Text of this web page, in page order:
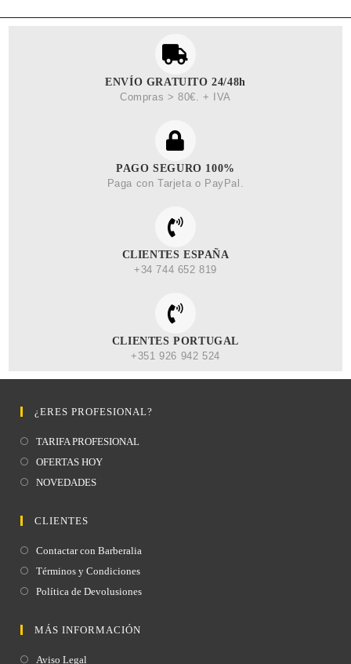
ENVÍO GRATUITO 24/48h
Compras > 80€. + IVA
PAGO SEGURO 100%
Paga con Tarjeta o PayPal.
CLIENTES ESPAÑA
+34 744 652 819
CLIENTES PORTUGAL
+351 926 942 524
MÁS INFORMACIÓN
Aviso Legal
CLIENTES
Contactar con Barberalia
Términos y Condiciones
Política de Devolusiones
¿ERES PROFESIONAL?
TARIFA PROFESIONAL
OFERTAS HOY
NOVEDADES